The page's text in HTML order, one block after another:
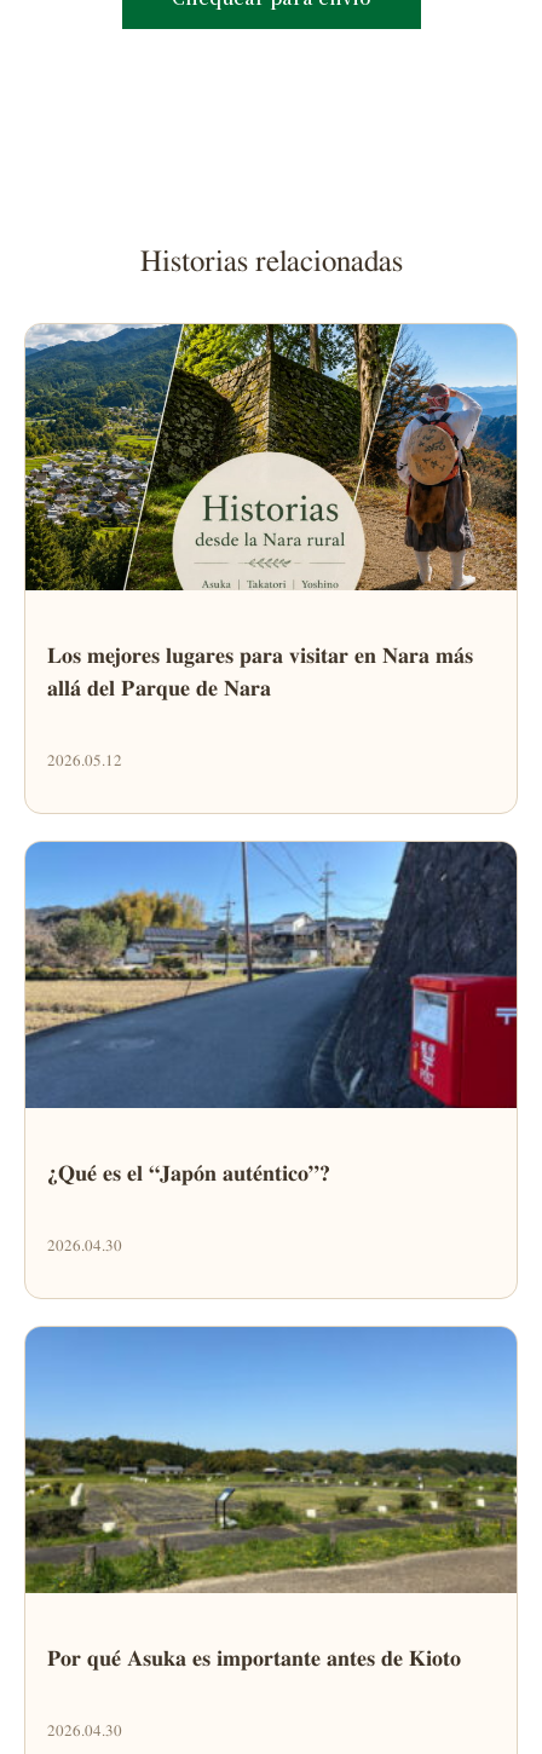
Historias relacionadas
Los mejores lugares para visitar en Nara más
allá del Parque de Nara
2026.05.12
¿Qué es el “Japón auténtico”?
2026.04.30
Por qué Asuka es importante antes de Kioto
2026.04.30